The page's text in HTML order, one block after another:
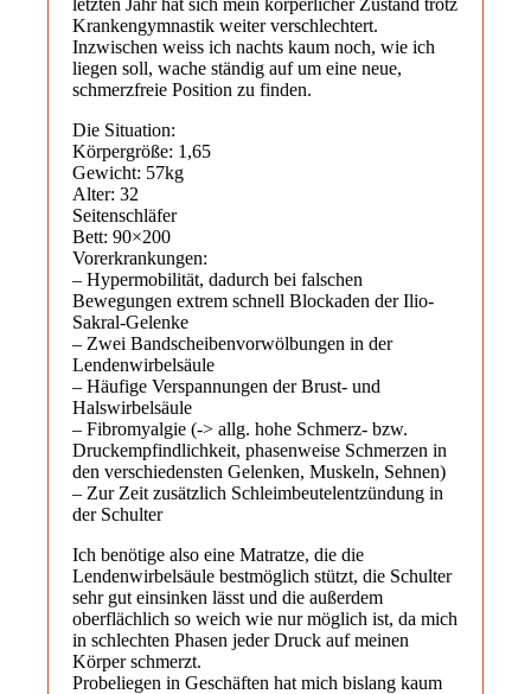
Krankengymnastik weiter verschlechtert.
Inzwischen weiss ich nachts kaum noch, wie ich
liegen soll, wache ständig auf um eine neue,
schmerzfreie Position zu finden.
Die Situation:
Körpergröße: 1,65
Gewicht: 57kg
Alter: 32
Seitenschläfer
Bett: 90×200
Vorerkrankungen:
– Hypermobilität, dadurch bei falschen
Bewegungen extrem schnell Blockaden der Ilio-
Sakral-Gelenke
– Zwei Bandscheibenvorwölbungen in der
Lendenwirbelsäule
– Häufige Verspannungen der Brust- und
Halswirbelsäule
– Fibromyalgie (-> allg. hohe Schmerz- bzw.
Druckempfindlichkeit, phasenweise Schmerzen in
den verschiedensten Gelenken, Muskeln, Sehnen)
– Zur Zeit zusätzlich Schleimbeutelentzündung in
der Schulter
Ich benötige also eine Matratze, die die
Lendenwirbelsäule bestmöglich stützt, die Schulter
sehr gut einsinken lässt und die außerdem
oberflächlich so weich wie nur möglich ist, da mich
in schlechten Phasen jeder Druck auf meinen
Körper schmerzt.
Probeliegen in Geschäften hat mich bislang kaum